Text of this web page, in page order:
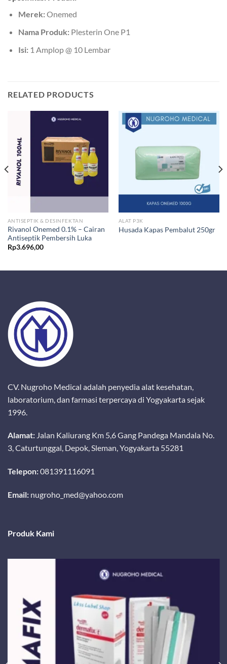
Merek:Onemed
Nama Produk:Plesterin One P1
Isi:1 Amplop @ 10 Lembar
RELATED PRODUCTS
ANTISEPTIK & DESINFEKTAN
Rivanol Onemed 0.1% – Cairan
Antiseptik Pembersih Luka
Rp3.696,00
ALAT P3K
Husada Kapas Pembalut 250gr
CV. Nugroho Medical adalah penyedia alat kesehatan,
laboratorium, dan farmasi terpercaya di Yogyakarta sejak
1996.
Alamat: Jalan Kaliurang Km 5,6 Gang Pandega Mandala No.
3, Caturtunggal, Depok, Sleman, Yogyakarta 55281
Telepon:081391116091
Email: nugroho_med@yahoo.com
Produk Kami